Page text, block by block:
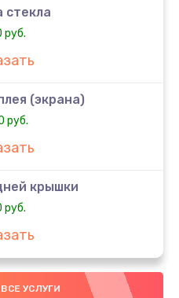
стекла
руб.
(экрана)
руб.
крышки
руб.
руб.УСЛУГИ